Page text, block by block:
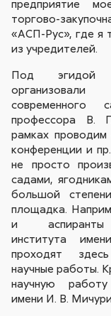
предприятие
торгово-
«АСП-Рус», где я
из учредителей.
Под эгидой
современного
профессора В.
рамках проводим
конференции и
не просто
садами,
большой
площадка.
и аспиранты
института
проходят
научные работы.
научную
имени И. В.